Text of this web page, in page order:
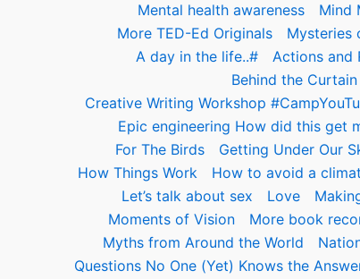
Mental health awareness
Mind
More TED-Ed Originals
Mysteries
A day in the life..#
Actions and
Behind the Curtain
Creative Writing Workshop
Epic engineering How did this get
For The Birds
Getting Under Our
How Things Work
How to avoid a
Let’s talk about sex
Love
Moments of Vision
More book
Myths from Around the World
Questions No One (Yet) Knows the